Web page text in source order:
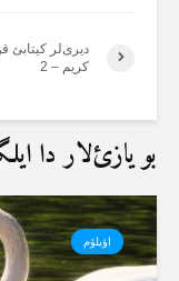
دیری‌لر کیتابئ
کریم – 2
بو یازئ‌لار دا
اؤیلۆم